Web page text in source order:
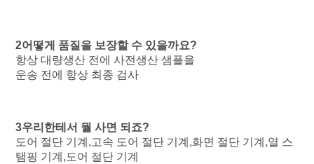
2어떻게 품질을 보장할 수 있을까요?
항상 대량생산 전에 사전생산 샘플을
운송 전에 항상 최종 검사
3우리한테서 뭘 사면 되죠?
도어 절단 기계,고속 도어 절단 기계,화면 절단 기계,열 스
탬핑 기계,도어 절단 기계